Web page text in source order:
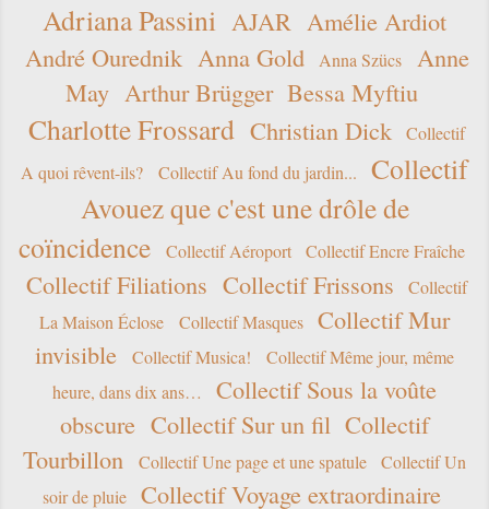
Adriana Passini AJAR Amélie Ardiot
André Ourednik Anna Gold Anna Szücs
Anne
May Arthur Brügger Bessa Myftiu
Charlotte Frossard Christian Dick
Collectif
A quoi rêvent-ils?
Collectif Au fond du jardin...
Collectif
Avouez que c'est une drôle de
coïncidence
Collectif Aéroport Collectif Encre Fraîche
Collectif Filiations Collectif Frissons
Collectif
La Maison Éclose
Collectif Masques
Collectif Mur
invisible
Collectif Musica!
Collectif Même jour, même
heure, dans dix ans…
Collectif Sous la voûte
obscure Collectif Sur un fil Collectif
Tourbillon
Collectif Une page et une spatule
Collectif Un
soir de pluie
Collectif Voyage extraordinaire